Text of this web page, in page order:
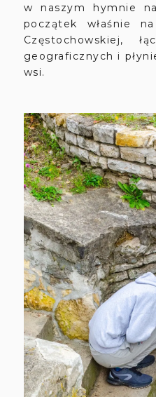
w naszym hymnie
początek właśnie
Częstochowskiej,
geograficznych i
wsi.